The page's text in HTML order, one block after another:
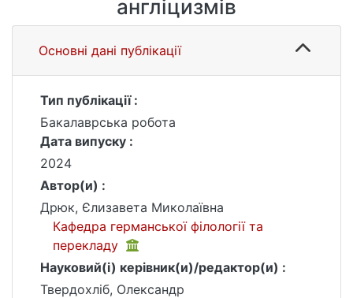
англіцизмів
Основні дані публікації
Тип публікації :
Бакалаврська робота
Дата випуску :
2024
Автор(и) :
Дрюк, Єлизавета Миколаївна
Кафедра германської філології та
перекладу
Науковий(і) керівник(и)/редактор(и) :
Твердохліб, Олександр